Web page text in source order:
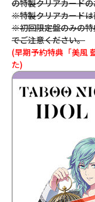
の特製クリアカード
※特製クリアカードは
※初回限定盤のみの特
でご注意ください。
(早期予約特典「美風
た)